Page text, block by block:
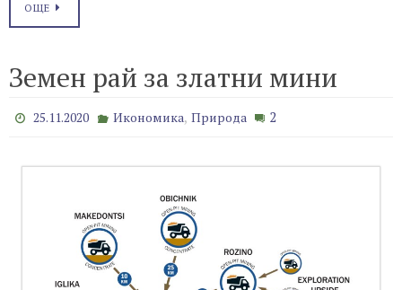
ОЩЕ
Земен рай за златни мини
25.11.2020 Икономика, Природа 2